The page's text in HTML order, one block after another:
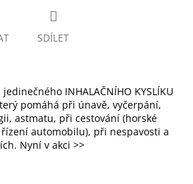
SDÍLET
INHALAČNÍHO KYSLÍKU
pomáhá při únavě, vyčerpání,
astmatu, při cestování (horské
automobilu), při nespavosti a
Nyní v akci >>